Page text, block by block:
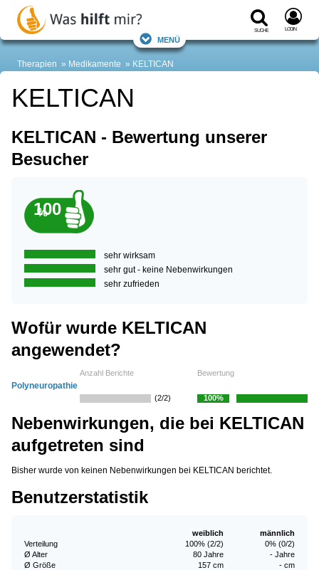
Suche Login
Menü
Therapien Medikamente KELTICAN
KELTICAN
KELTICAN - Bewertung unserer
Besucher
100
%
sehr wirksam
sehr gut - keine Nebenwirkungen
sehr zufrieden
Wofür wurde KELTICAN
angewendet?
Anzahl Berichte Bewertung
Polyneuropathie
(2/2) 100%
Nebenwirkungen, die bei KELTICAN
aufgetreten sind
Bisher wurde von keinen Nebenwirkungen bei KELTICAN berichtet.
Benutzerstatistik
männlich
weiblich
Verteilung
0% (0/2)
100% (2/2)
Ø Alter
- Jahre
80 Jahre
Ø Größe
- cm
157 cm